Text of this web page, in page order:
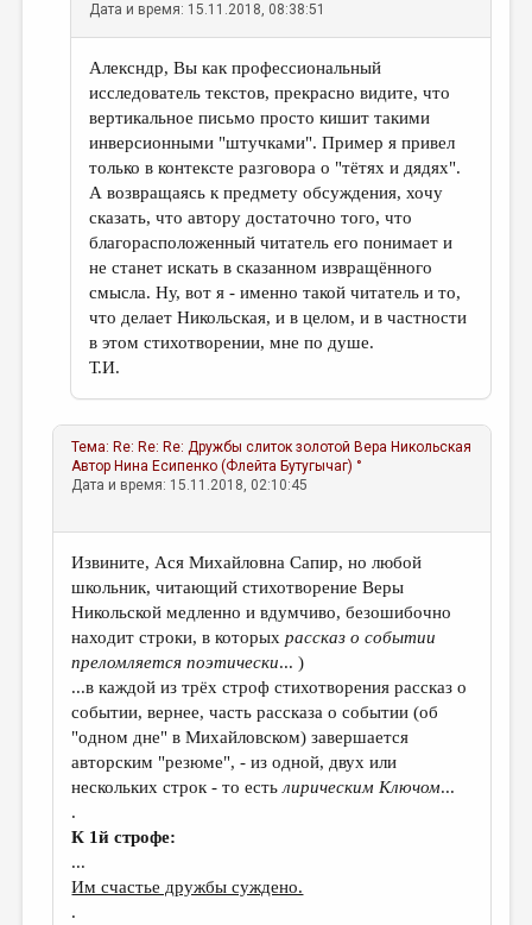
Дата и время: 15.11.2018, 08:38:51
Алексндр, Вы как профессиональный
исследователь текстов, прекрасно видите, что
вертикальное письмо просто кишит такими
инверсионными "штучками". Пример я привел
только в контексте разговора о "тётях и дядях".
А возвращаясь к предмету обсуждения, хочу
сказать, что автору достаточно того, что
благорасположенный читатель его понимает и
не станет искать в сказанном извращённого
смысла. Ну, вот я - именно такой читатель и то,
что делает Никольская, и в целом, и в частности
в этом стихотворении, мне по душе.
Т.И.
Тема:Re: Re: Re: Дружбы слиток золотой Вера Никольская
АвторНина Есипенко (Флейта Бутугычаг) °
Дата и время: 15.11.2018, 02:10:45
Извините, Ася Михайловна Сапир, но любой
школьник, читающий стихотворение Веры
Никольской медленно и вдумчиво, безошибочно
находит строки, в которыхрассказ о событии
преломляется поэтически... )
...в каждой из трёх строф стихотворения рассказ о
событии, вернее, часть рассказа о событии (об
"одном дне" в Михайловском) завершается
авторским "резюме", - из одной, двух или
нескольких строк - то естьлирическим Ключом...
.
К 1й строфе:
...
Им счастье дружбы суждено.
.